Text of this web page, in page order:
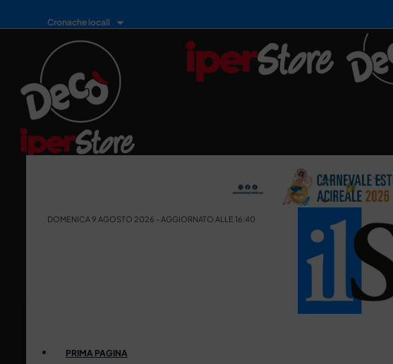
Cronache locali
DOMENICA 9 AGOSTO 2026 - AGGIORNATO ALLE 16:40
PRIMA PAGINA